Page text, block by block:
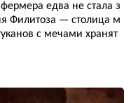
едва не стала з
Филитоза — столица м
с мечами хранят